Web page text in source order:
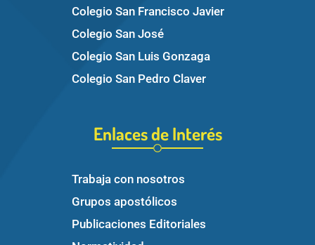
Colegio San Francisco Javier
Colegio San José
Colegio San Luis Gonzaga
Colegio San Pedro Claver
Enlaces de Interés
Trabaja con nosotros
Grupos apostólicos
Publicaciones Editoriales